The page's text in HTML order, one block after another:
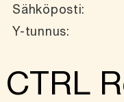
Sähköposti:
Y-tunnus:
CTRL